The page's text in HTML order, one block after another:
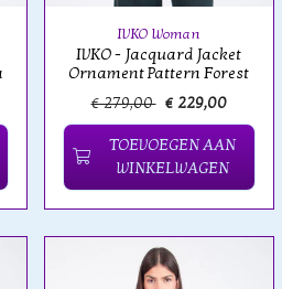
IVKO Woman
IVKO - Jacquard Jacket
Ornament Pattern Forest
€ 279,00 € 229,00
TOEVOEGEN AAN
WINKELWAGEN